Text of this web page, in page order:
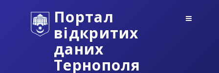
Портал
відкритих
даних
Тернополя